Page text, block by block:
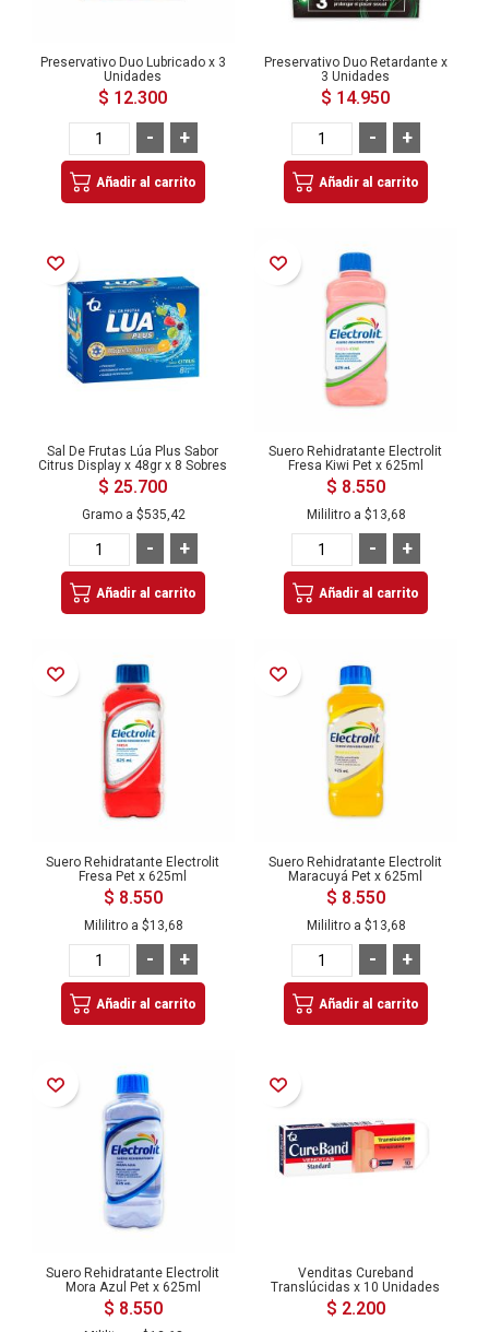
Preservativo Duo Lubricado x 3
Unidades
$ 12.300
+
-
Añadir al carrito
Preservativo Duo Retardante x
3 Unidades
$ 14.950
+
-
Añadir al carrito
Añadir a la Lista de Deseos
Sal De Frutas Lúa Plus Sabor
Citrus Display x 48gr x 8 Sobres
$ 25.700
Gramo a $535,42
+
-
Añadir al carrito
Añadir a la Lista de Deseos
Suero Rehidratante Electrolit
Fresa Kiwi Pet x 625ml
$ 8.550
Mililitro a $13,68
+
-
Añadir al carrito
Añadir a la Lista de Deseos
Suero Rehidratante Electrolit
Fresa Pet x 625ml
$ 8.550
Mililitro a $13,68
+
-
Añadir al carrito
Añadir a la Lista de Deseos
Suero Rehidratante Electrolit
Maracuyá Pet x 625ml
$ 8.550
Mililitro a $13,68
+
-
Añadir al carrito
Añadir a la Lista de Deseos
Suero Rehidratante Electrolit
Mora Azul Pet x 625ml
$ 8.550
Añadir a la Lista de Deseos
Venditas Cureband
Translúcidas x 10 Unidades
$ 2.200